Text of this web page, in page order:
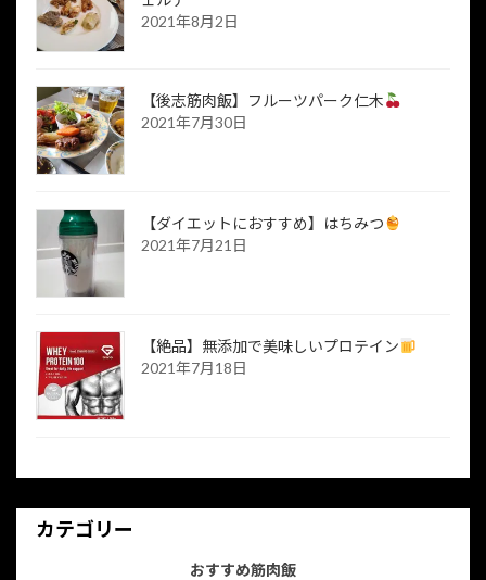
2021年8月2日
【後志筋肉飯】フルーツパーク仁木
2021年7月30日
【ダイエットにおすすめ】はちみつ
2021年7月21日
【絶品】無添加で美味しいプロテイン
2021年7月18日
カテゴリー
おすすめ筋肉飯